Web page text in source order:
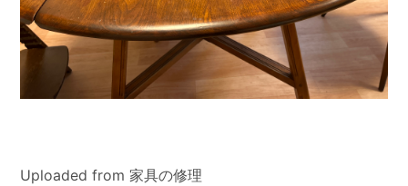
Uploaded from 家具の修理